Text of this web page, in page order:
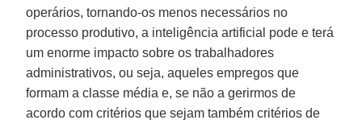
operários, tornando-os menos necessários no
processo produtivo, a inteligência artificial pode e terá
um enorme impacto sobre os trabalhadores
administrativos, ou seja, aqueles empregos que
formam a classe média e, se não a gerirmos de
acordo com critérios que sejam também critérios de